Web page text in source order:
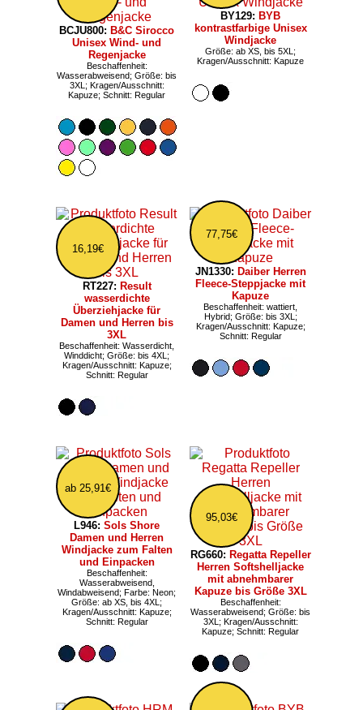
BCJU800: B&C Sirocco
Unisex Wind- und
Regenjacke
Beschaffenheit:
Wasserabweisend; Größe: bis
3XL; Kragen/Ausschnitt:
Kapuze; Schnitt: Regular
BY129: BYB
kontrastfarbige Unisex
Windjacke
Größe: ab XS, bis 5XL;
Kragen/Ausschnitt: Kapuze
16,19€
RT227: Result
wasserdichte
Überziehjacke für
Damen und Herren bis
3XL
Beschaffenheit: Wasserdicht,
Winddicht; Größe: bis 4XL;
Kragen/Ausschnitt: Kapuze;
Schnitt: Regular
77,75€
JN1330: Daiber Herren
Fleece-Steppjacke mit
Kapuze
Beschaffenheit: wattiert,
Hybrid; Größe: bis 3XL;
Kragen/Ausschnitt: Kapuze;
Schnitt: Regular
ab 25,91€
L946: Sols Shore
Damen und Herren
Windjacke zum Falten
und Einpacken
Beschaffenheit:
Wasserabweisend,
Windabweisend; Farbe: Neon;
Größe: ab XS, bis 4XL;
Kragen/Ausschnitt: Kapuze;
Schnitt: Regular
95,03€
RG660: Regatta Repeller
Herren Softshelljacke
mit abnehmbarer
Kapuze bis Größe 3XL
Beschaffenheit:
Wasserabweisend; Größe: bis
3XL; Kragen/Ausschnitt:
Kapuze; Schnitt: Regular